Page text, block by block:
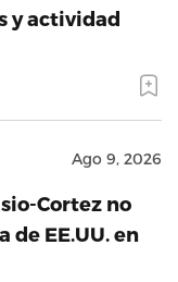
y actividad
Ago 9, 2026
Cortez no
de EE.UU. en